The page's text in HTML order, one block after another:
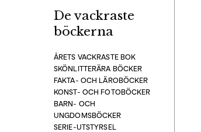
De vackraste
böckerna
ÅRETS VACKRASTE BOK
SKÖNLITTERÄRA BÖCKER
FAKTA- OCH LÄROBÖCKER
KONST- OCH FOTOBÖCKER
BARN- OCH
UNGDOMSBÖCKER
SERIE-UTSTYRSEL